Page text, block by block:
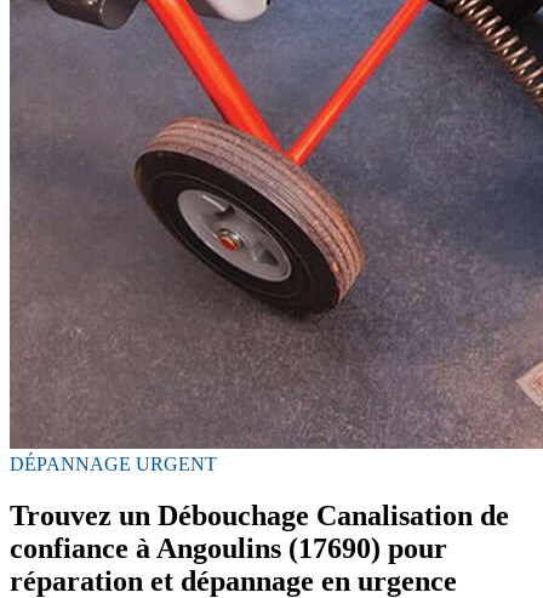
DÉPANNAGE URGENT
Trouvez un Débouchage Canalisation de
confiance à Angoulins (17690) pour
réparation et dépannage en urgence